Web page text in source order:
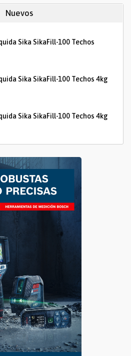
Nuevos
Sika SikaFill-100 Techos
Sika SikaFill-100 Techos 4kg
Sika SikaFill-100 Techos 4kg